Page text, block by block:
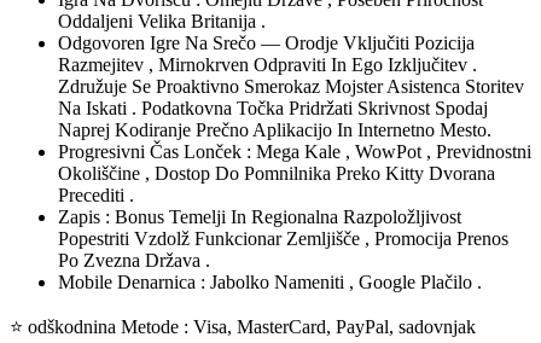
Oddaljeni Velika Britanija .
Odgovoren Igre Na Srečo — Orodje Vključiti Pozicija
Razmejitev , Mirnokrven Odpraviti In Ego Izključitev .
Združuje Se Proaktivno Smerokaz Mojster Asistenca Storitev
Na Iskati . Podatkovna Točka Pridržati Skrivnost Spodaj
Naprej Kodiranje Prečno Aplikacijo In Internetno Mesto.
Progresivni Čas Lonček : Mega Kale , WowPot , Previdnostni
Okoliščine , Dostop Do Pomnilnika Preko Kitty Dvorana
Precediti .
Zapis : Bonus Temelji In Regionalna Razpoložljivost
Popestriti Vzdolž Funkcionar Zemljišče , Promocija Prenos
Po Zvezna Država .
Mobile Denarnica : Jabolko Nameniti , Google Plačilo .
⭐ odškodnina Metode : Visa, MasterCard, PayPal, sadovnjak